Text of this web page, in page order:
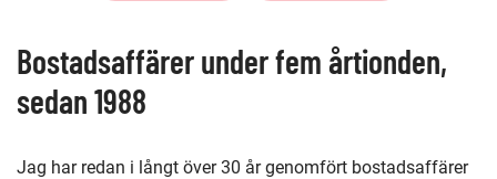
sida
Bostadsaffärer under fem årtionden,
sedan 1988
Jag har redan i långt över 30 år genomfört bostadsaffärer